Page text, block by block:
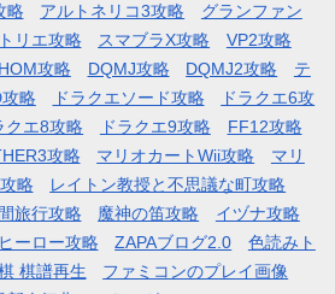
略 アルトネリコ3攻略
グランファン
リエ攻略 スマブラX攻略
VP2攻略
攻略
DQMJ攻略 DQMJ2攻略
テ
略
ドラクエソード攻略
ドラクエ6攻
クエ8攻略 ドラクエ9攻略
FF12攻略
攻略 マリオカートWii攻略
マリ
略
レイトン教授と不思議な町攻略
旅行攻略 魔神の笛攻略
イヅナ攻略
ーロー攻略 ZAPAブログ2.0
色読みト
棋譜再生
ファミコンのプレイ画像